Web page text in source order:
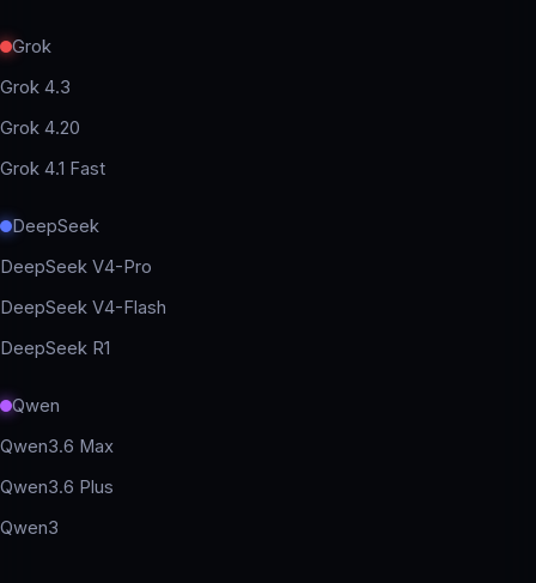
Grok
Grok 4.3
Grok 4.20
Grok 4.1 Fast
DeepSeek
DeepSeek V4-Pro
DeepSeek V4-Flash
DeepSeek R1
Qwen
Qwen3.6 Max
Qwen3.6 Plus
Qwen3